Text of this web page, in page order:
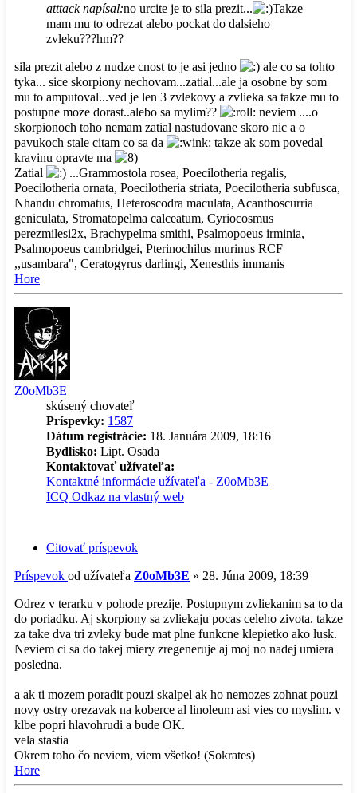
atttack napísal:no urcite je to sila prezit...
Takze
mam mu to odrezat alebo pockat do dalsieho
zvleku???hm??
sila prezit alebo z nudze cnost to je asi jedno
ale co sa tohto
tyka... sice skorpiony nechovam...zatial...ale ja osobne by som
mu to amputoval...ved je len 3 zvlekovy a zvlieka sa takze mu to
postupne moze dorast..alebo sa mylim??
neviem ....o
skorpionoch toho nemam zatial nastudovane skoro nic a o
pavukoch stale citam co sa da
takze ak som povedal
kravinu opravte ma
Zatial
...Grammostola rosea, Poecilotheria regalis,
Poecilotheria ornata, Poecilotheria striata, Poecilotheria subfusca,
Nhandu chromatus, Heteroscodra maculata, Acanthoscurria
geniculata, Stromatopelma calceatum, Cyriocosmus
perezmilesi2x, Brachypelma smithi, Psalmopoeus irminia,
Psalmopoeus cambridgei, Pterinochilus murinus RCF
,,usambara", Ceratogyrus darlingi, Xenesthis immanis
Hore
Z0oMb3E
skúsený chovateľ
Príspevky: 1587
Dátum registrácie: 18. Januára 2009, 18:16
Bydlisko: Lipt. Osada
Kontaktovať užívateľa:
Kontaktné informácie užívateľa - Z0oMb3E
ICQ Odkaz na vlastný web
Citovať príspevok
Príspevok od užívateľa Z0oMb3E » 28. Júna 2009, 18:39
Odrez v terarku v pohode prezije. Postupnym zvliekanim sa to da
do poriadku. Aj skorpiony sa zvliekaju pocas celeho zivota. takze
za take dva tri zvleky bude mat plne funkcne klepietko ako lusk.
Neviem ci sa do takej miery zregeneruje aj moj no nadej umiera
posledna.
a ak ti mozem poradit pouzi skalpel ak ho nemozes zohnat pouzi
novy ostry orezavak na koberce al linoleum asi vies co myslim. v
klbe popri hlavohrudi a bude OK.
vela stastia
Okrem toho čo neviem, viem všetko! (Sokrates)
Hore